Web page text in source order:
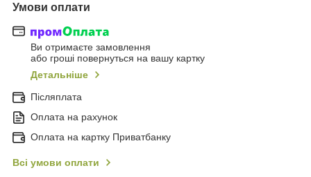
Умови оплати
Ви отримаєте замовлення
або гроші повернуться на вашу картку
Детальніше
Післяплата
Оплата на рахунок
Оплата на картку Приватбанку
Всі умови оплати